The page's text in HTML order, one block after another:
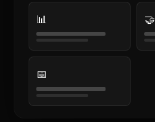
📊 🤝
📅